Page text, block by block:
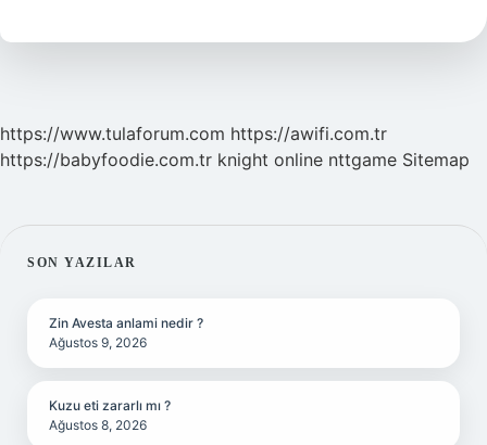
https://www.tulaforum.com https://awifi.com.tr
https://babyfoodie.com.tr knight online nttgame Sitemap
SIDEBAR
SON YAZILAR
Zin Avesta anlami nedir ?
Ağustos 9, 2026
Kuzu eti zararlı mı ?
Ağustos 8, 2026